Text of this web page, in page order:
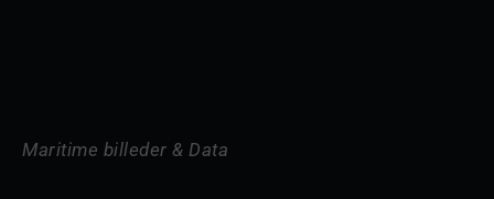
Maritime billeder & Data